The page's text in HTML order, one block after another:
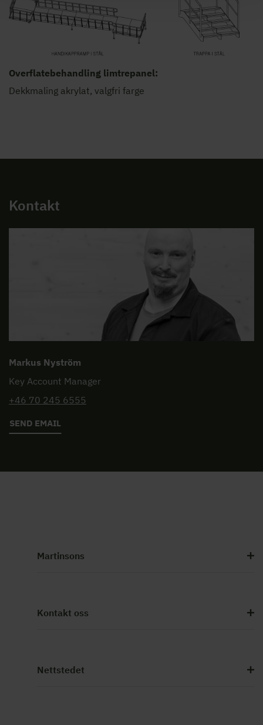
Overflatebehandling limtrepanel:
Dekkmaling akrylat, valgfri farge
Kontakt
Markus Nyström
Key Account Manager
+46 70 245 6555
SEND EMAIL
Martinsons
Kontakt oss
Nettstedet